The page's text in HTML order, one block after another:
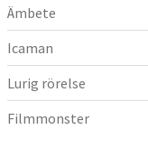
Ämbete
Icaman
Lurig rörelse
Filmmonster